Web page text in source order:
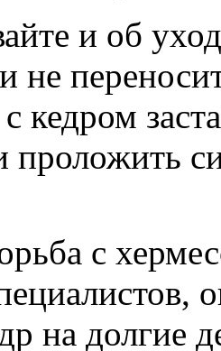
и об
не
кедром
проложить
с
на долгие